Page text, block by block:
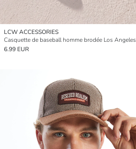
LCW ACCESSORIES
Casquette de baseball homme brodée Los Angeles
6.99 EUR